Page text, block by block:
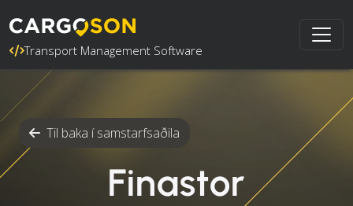
Transport Management Software
Til baka í samstarfsaðila
Finastor